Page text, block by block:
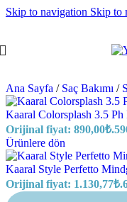
Skip to navigation Skip to
Ana Sayfa / Saç Bakımı /
Kaaral Colorsplash 3.5
Orijinal fiyat: 890,00₺.
Ürünlere dön
Kaaral Style Perfetto
Orijinal fiyat: 1.130,77₺.